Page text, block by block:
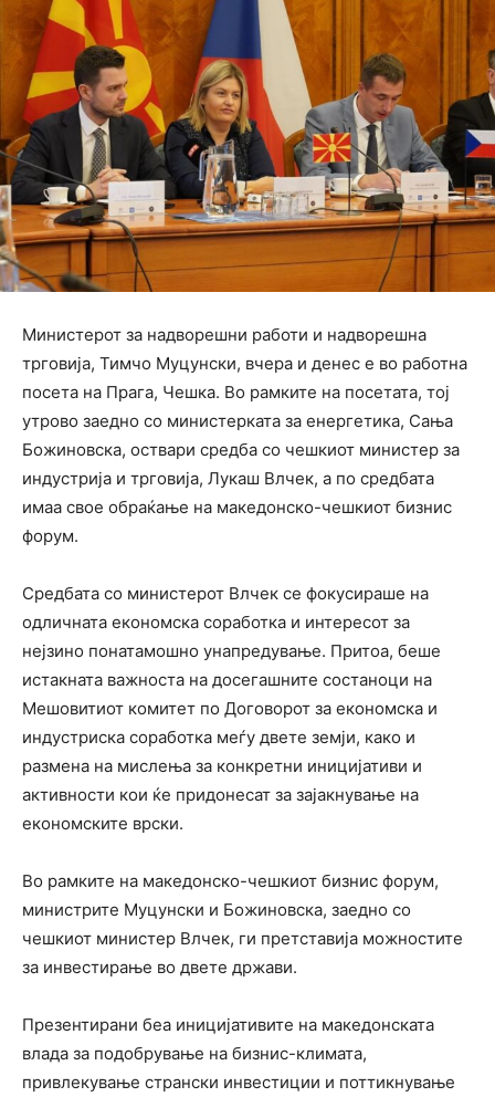
Министерот за надворешни работи и надворешна
трговија, Тимчо Муцунски, вчера и денес е во работна
посета на Прага, Чешка. Во рамките на посетата, тој
утрово заедно со министерката за енергетика, Сања
Божиновска, оствари средба со чешкиот министер за
индустрија и трговија, Лукаш Влчек, а по средбата
имаа свое обраќање на македонско-чешкиот бизнис
форум.
Средбата со министерот Влчек се фокусираше на
одличната економска соработка и интересот за
нејзино понатамошно унапредување. Притоа, беше
истакната важноста на досегашните состаноци на
Мешовитиот комитет по Договорот за економска и
индустриска соработка меѓу двете земји, како и
размена на мислења за конкретни иницијативи и
активности кои ќе придонесат за зајакнување на
економските врски.
Во рамките на македонско-чешкиот бизнис форум,
министрите Муцунски и Божиновска, заедно со
чешкиот министер Влчек, ги претставија можностите
за инвестирање во двете држави.
Презентирани беа иницијативите на македонската
влада за подобрување на бизнис-климата,
привлекување странски инвестиции и поттикнување